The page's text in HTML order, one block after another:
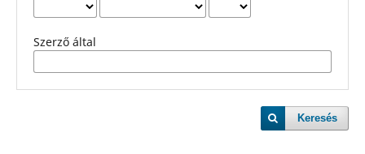
Szerző által
Keresés